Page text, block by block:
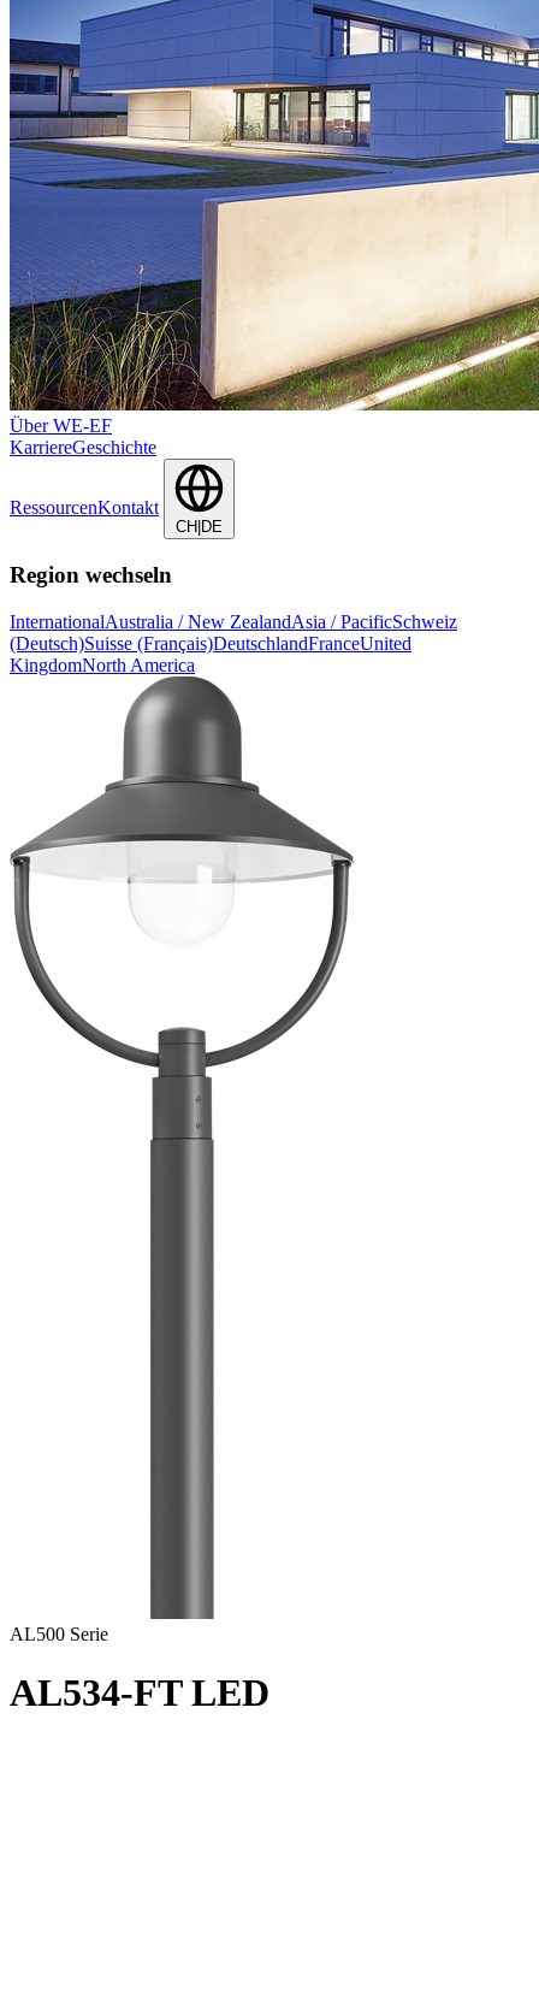
Über WE-EF
KarriereGeschichte
RessourcenKontakt
CH|DE
Region wechseln
InternationalAustralia / New ZealandAsia / PacificSchweiz
(Deutsch)Suisse (Français)DeutschlandFranceUnited
KingdomNorth America
AL500 Serie
AL534-FT LED